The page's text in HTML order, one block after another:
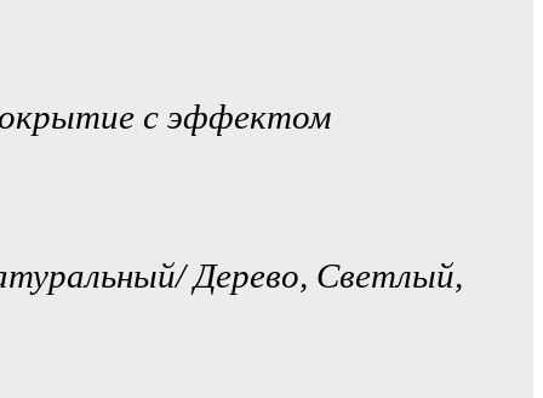
с эффектом
Дерево, Светлый,